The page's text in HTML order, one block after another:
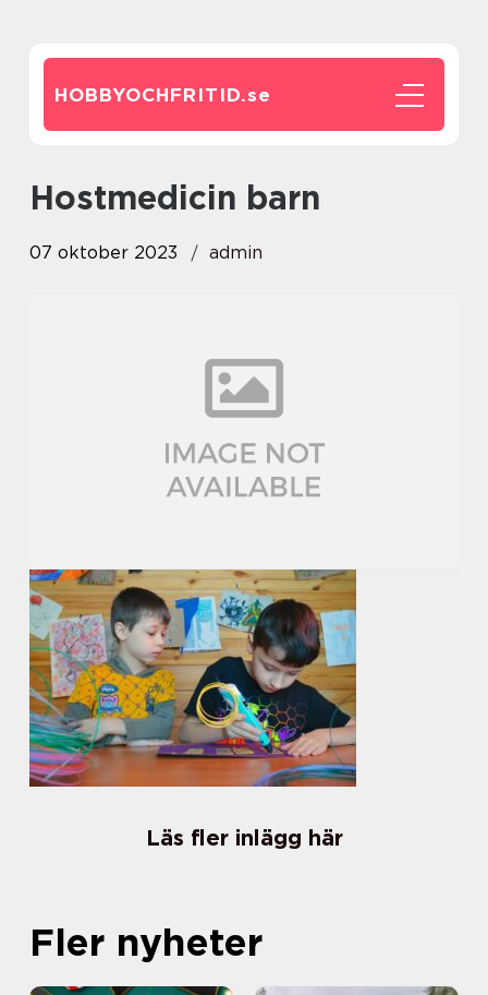
HOBBYOCHFRITID.se
hostmedicin barn
07 oktober 2023 admin
Läs fler inlägg här
Fler nyheter